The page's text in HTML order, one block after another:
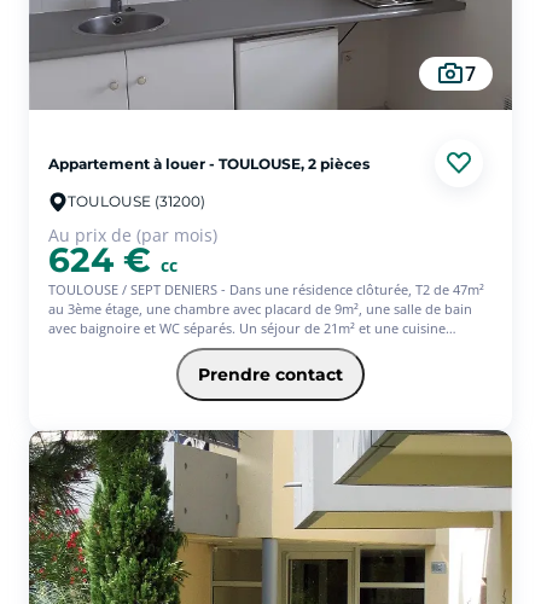
7
Appartement à louer - TOULOUSE, 2 pièces
TOULOUSE (31200)
Au prix de (par mois)
624 € cc
TOULOUSE / SEPT DENIERS - Dans une résidence clôturée, T2 de 47m²
au 3ème étage, une chambre avec placard de 9m², une salle de bain
avec baignoire et WC séparés. Un séjour de 21m² et une cuisine
équipée donnant sur une terrasse de 12 m² .
Prendre contact